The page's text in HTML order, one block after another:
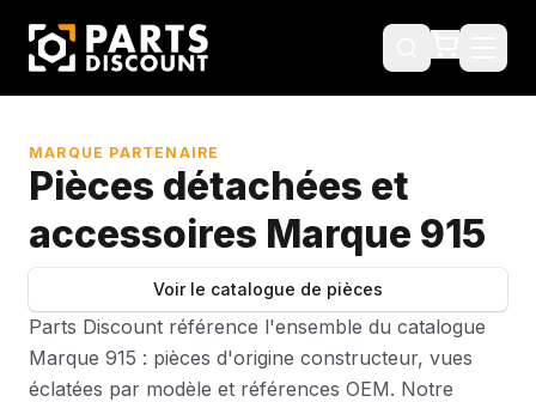
MARQUE PARTENAIRE
Pièces détachées et
accessoires Marque 915
Voir le catalogue de pièces
Parts Discount référence l'ensemble du catalogue
Marque 915 : pièces d'origine constructeur, vues
éclatées par modèle et références OEM. Notre